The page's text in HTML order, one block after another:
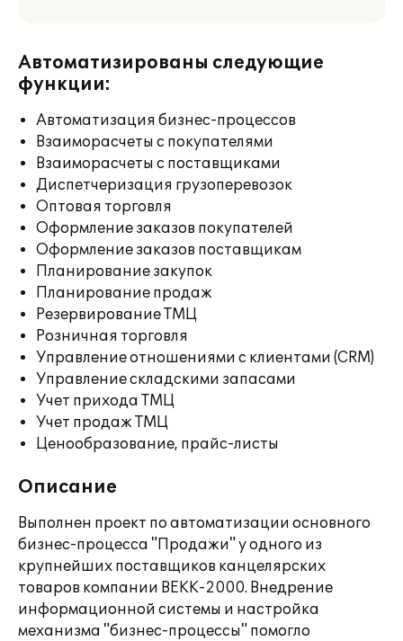
Автоматизированы следующие
функции:
Автоматизация бизнес-процессов
Взаиморасчеты с покупателями
Взаиморасчеты с поставщиками
Диспетчеризация грузоперевозок
Оптовая торговля
Оформление заказов покупателей
Оформление заказов поставщикам
Планирование закупок
Планирование продаж
Резервирование ТМЦ
Розничная торговля
Управление отношениями с клиентами (CRM)
Управление складскими запасами
Учет прихода ТМЦ
Учет продаж ТМЦ
Ценообразование, прайс-листы
Описание
Выполнен проект по автоматизации основного
бизнес-процесса "Продажи" у одного из
крупнейших поставщиков канцелярских
товаров компании ВЕКК-2000. Внедрение
информационной системы и настройка
механизма "бизнес-процессы" помогло